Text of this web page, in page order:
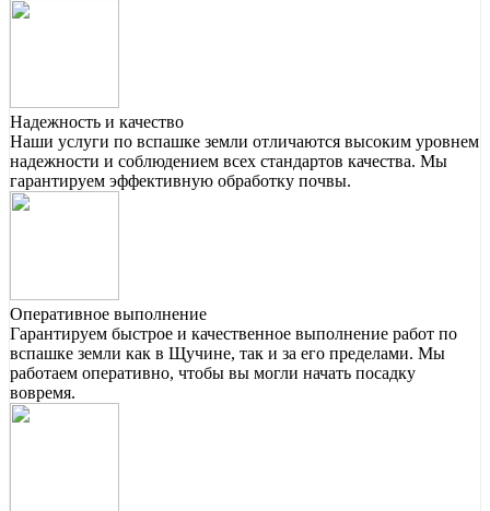
Надежность и качество
Наши услуги по вспашке земли отличаются высоким уровнем
надежности и соблюдением всех стандартов качества. Мы
гарантируем эффективную обработку почвы.
Оперативное выполнение
Гарантируем быстрое и качественное выполнение работ по
вспашке земли как в Щучине, так и за его пределами. Мы
работаем оперативно, чтобы вы могли начать посадку
вовремя.